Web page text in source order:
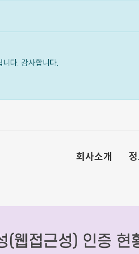
다. 감사합니다.
회사소개
(웹접근성) 인증 현